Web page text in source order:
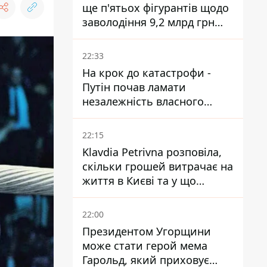
ще п'ятьох фігурантів щодо
заволодіння 9,2 млрд грн
ПриватБанку скерували до
суду
22:33
На крок до катастрофи -
Путін почав ламати
незалежність власного
Центробанку, змусивши
знизити базову ставку
22:15
Klavdia Petrivna розповіла,
скільки грошей витрачає на
життя в Києві та у що
вкладає мільйони
22:00
Президентом Угорщини
може стати герой мема
Гарольд, який приховує